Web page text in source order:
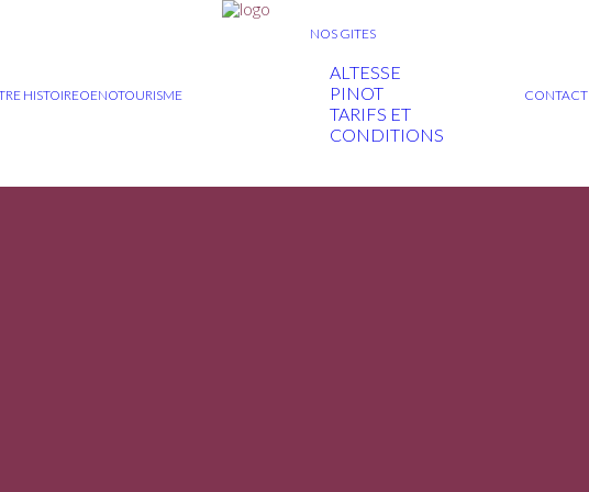
HISTOIREOENOTOURISME
NOS GITES
ALTESSE
PINOT
TARIFS ET
CONDITIONS
CONTACT